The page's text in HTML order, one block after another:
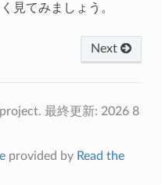
見てみましょう。
Next
最終更新: 2026 8
provided by Read the